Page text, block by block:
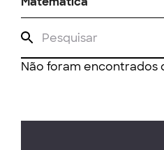
Não foram encontrados